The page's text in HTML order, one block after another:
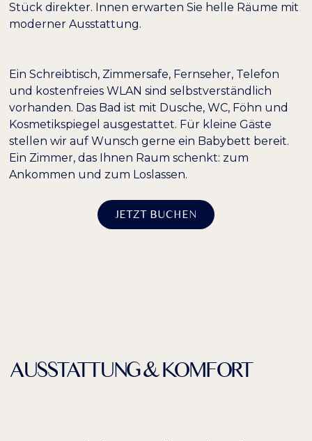
Niedrige Sättigung
Links hervorheben H1 hervorheben
Lesemodus
Inhaltsskalierung 100% −
Stück direkter. Innen erwarten Sie helle Räume mit
moderner Ausstattung.
Ein Schreibtisch, Zimmersafe, Fernseher, Telefon
und kostenfreies WLAN sind selbstverständlich
vorhanden. Das Bad ist mit Dusche, WC, Föhn und
Kosmetikspiegel ausgestattet. Für kleine Gäste
stellen wir auf Wunsch gerne ein Babybett bereit.
Ein Zimmer, das Ihnen Raum schenkt: zum
Ankommen und zum Loslassen.
JETZT BUCHEN
AUSSTATTUNG & KOMFORT